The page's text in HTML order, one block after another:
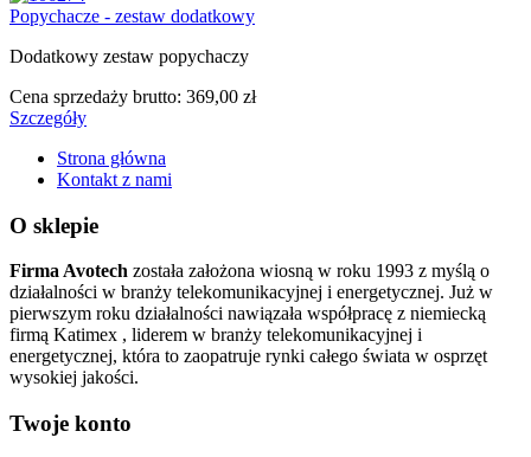
Popychacze - zestaw dodatkowy
Dodatkowy zestaw popychaczy
Cena sprzedaży brutto: 369,00 zł
Szczegóły
Strona główna
Kontakt z nami
O sklepie
Firma Avotech została założona wiosną w roku 1993 z myślą o
działalności w branży telekomunikacyjnej i energetycznej. Już w
pierwszym roku działalności nawiązała współpracę z niemiecką
firmą Katimex , liderem w branży telekomunikacyjnej i
energetycznej, która to zaopatruje rynki całego świata w osprzęt
wysokiej jakości.
Twoje konto